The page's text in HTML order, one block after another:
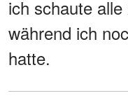
ich schaute
während ich
hatte.